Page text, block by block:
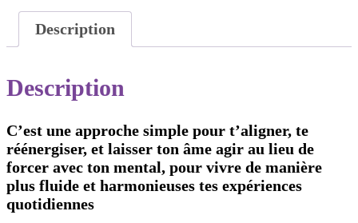
amplifier
alignement
ta
divine
Description
Description
C’est une approche simple pour t’aligner, te
réénergiser, et laisser ton âme agir au lieu de
forcer avec ton mental, pour vivre de manière
plus fluide et harmonieuses tes expériences
quotidiennes